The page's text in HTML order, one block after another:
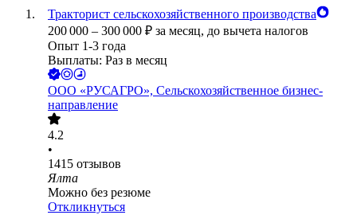
Тракторист сельскохозяйственного производства
200 000 – 300 000 ₽ за месяц, до вычета налогов
Опыт 1-3 года
Выплаты: Раз в месяц
ООО «РУСАГРО», Сельскохозяйственное бизнес-
направление
4.2
•
1415 отзывов
Ялта
Можно без резюме
Откликнуться